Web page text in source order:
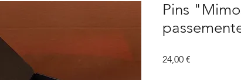
Pins
24,00 €